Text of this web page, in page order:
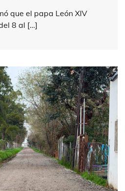
que el papa León XIV
8 al […]